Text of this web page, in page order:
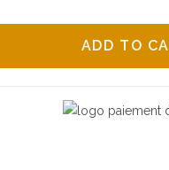
ADD TO